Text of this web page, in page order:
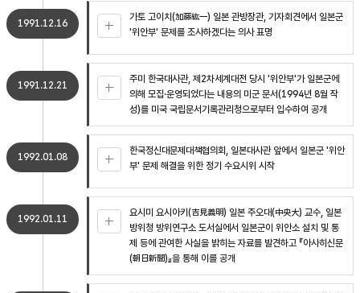
1991.12.16
가토 고이치(加藤紘一) 일본 관방장관, 기자회견에서 일본군
'위안부' 문제를 조사하겠다는 의사 표명
1991.12.21
주미 한국대사관, 제2차세계대전 당시 '위안부'가 일본군에
의해 모집·운영되었다는 내용의 미군 문서(1994년 8월 작
성)를 미국 국립문서기록관리청으로부터 입수하여 공개
1992.01.08
한국정신대문제대책협의회, 일본대사관 앞에서 일본군 '위안
부' 문제 해결을 위한 정기 수요시위 시작
1992.01.11
요시미 요시아키(吉見義明) 일본 주오대(中央大) 교수, 일본
방위청 방위연구소 도서실에서 일본군이 위안소 설치 및 통
제 등에 관여한 사실을 밝히는 자료를 발견하고 『아사히신문
(朝日新聞)』을 통해 이를 공개